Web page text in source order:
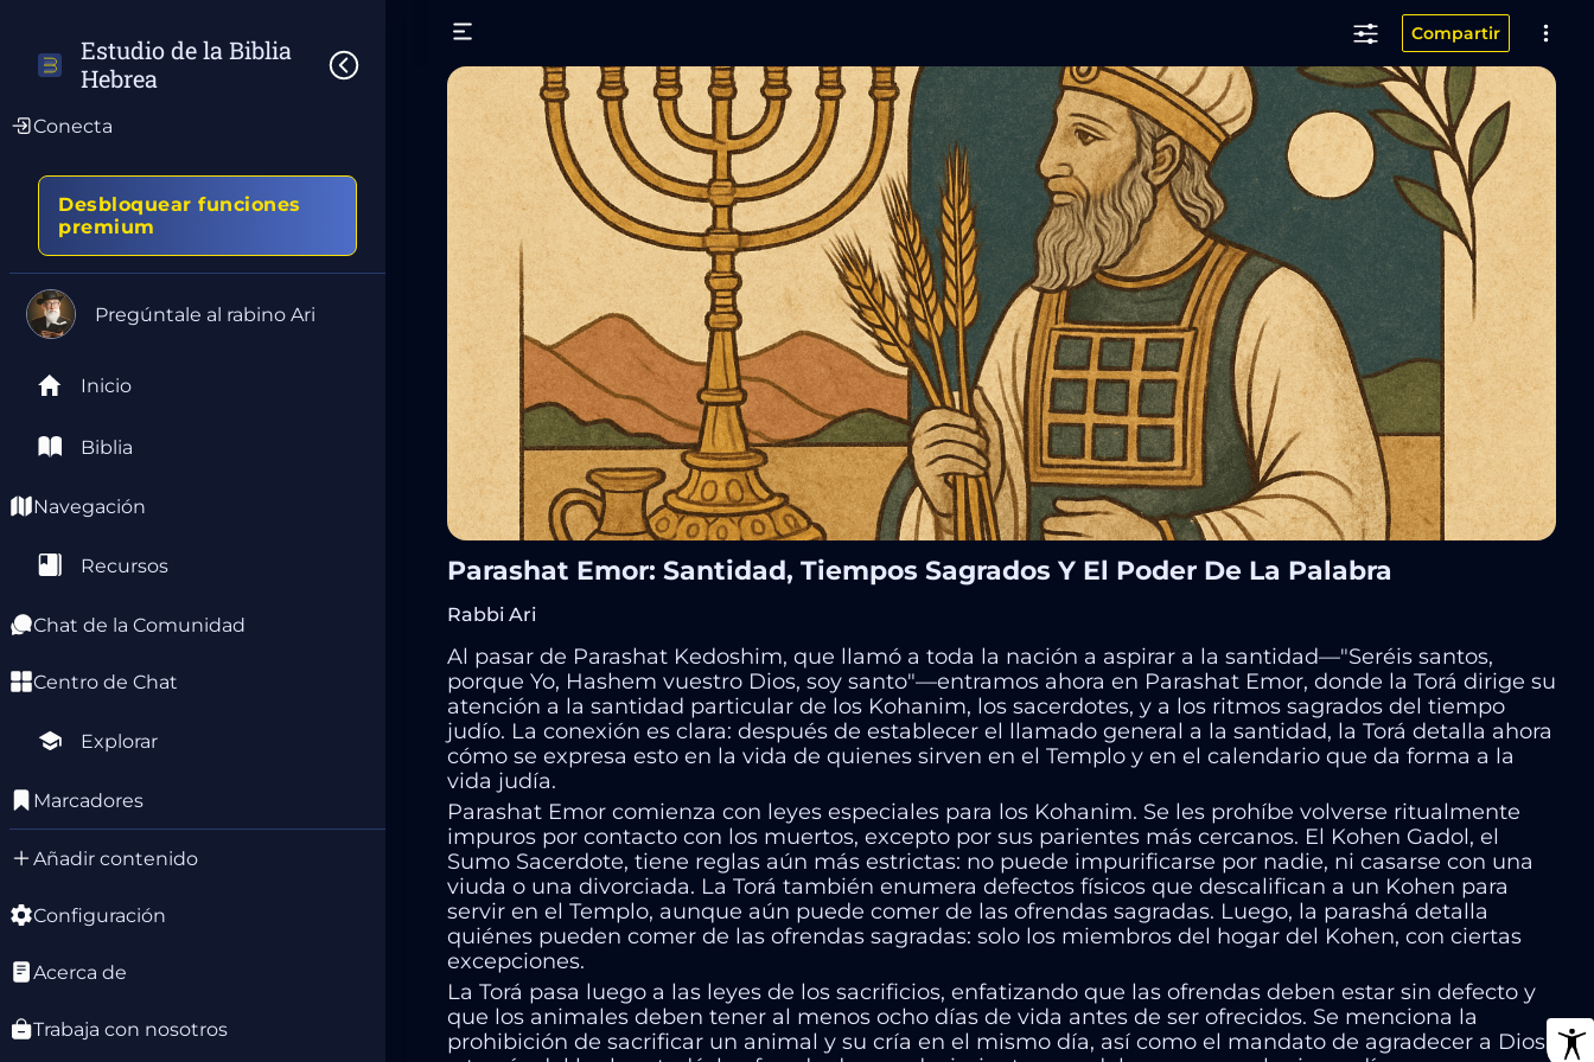
Estudio de la Biblia
Hebrea
Conecta
Desbloquear funciones
premium
Pregúntale al rabino Ari
Inicio
Biblia
Navegación
Recursos
Chat de la Comunidad
Centro de Chat
Explorar
Marcadores
Añadir contenido
Configuración
Acerca de
Trabaja con nosotros
Compartir
Parashat Emor: Santidad, Tiempos Sagrados Y El Poder De La Palabra
Rabbi Ari
Al pasar de Parashat Kedoshim, que llamó a toda la nación a aspirar a la santidad—"Seréis santos,
porque Yo, Hashem vuestro Dios, soy santo"—entramos ahora en Parashat Emor, donde la Torá dirige su
atención a la santidad particular de los Kohanim, los sacerdotes, y a los ritmos sagrados del tiempo
judío. La conexión es clara: después de establecer el llamado general a la santidad, la Torá detalla ahora
cómo se expresa esto en la vida de quienes sirven en el Templo y en el calendario que da forma a la
vida judía.
Parashat Emor comienza con leyes especiales para los Kohanim. Se les prohíbe volverse ritualmente
impuros por contacto con los muertos, excepto por sus parientes más cercanos. El Kohen Gadol, el
Sumo Sacerdote, tiene reglas aún más estrictas: no puede impurificarse por nadie, ni casarse con una
viuda o una divorciada. La Torá también enumera defectos físicos que descalifican a un Kohen para
servir en el Templo, aunque aún puede comer de las ofrendas sagradas. Luego, la parashá detalla
quiénes pueden comer de las ofrendas sagradas: solo los miembros del hogar del Kohen, con ciertas
excepciones.
La Torá pasa luego a las leyes de los sacrificios, enfatizando que las ofrendas deben estar sin defecto y
que los animales deben tener al menos ocho días de vida antes de ser ofrecidos. Se menciona la
prohibición de sacrificar un animal y su cría en el mismo día, así como el mandato de agradecer a Dios